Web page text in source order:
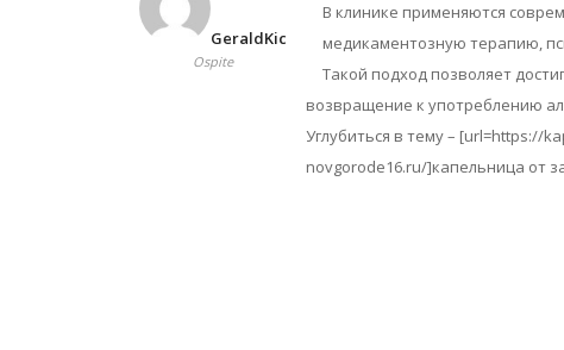
GeraldKic
Ospite
В клинике применяются
медикаментозную терапию,
Такой подход позволяет
возвращение к употреблению
Углубиться в тему – [url=https://
novgorode16.ru/]капельница от